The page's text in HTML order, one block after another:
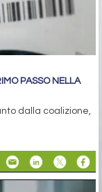
PASSO NELLA
dalla coalizione,